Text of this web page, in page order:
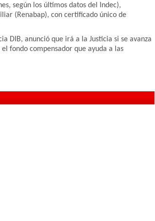
según los últimos datos del Indec),
(Renabap), con certificado único de
DIB, anunció que irá a la Justicia si se avanza
fondo compensador que ayuda a las